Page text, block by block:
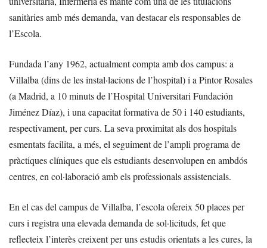
sanitàries amb més demanda, van destacar els responsables de
l’Escola.
Fundada l’any 1962, actualment compta amb dos campus: a
Villalba (dins de les instal·lacions de l’hospital) i a Pintor Rosales
(a Madrid, a 10 minuts de l’Hospital Universitari Fundación
Jiménez Díaz), i una capacitat formativa de 50 i 140 estudiants,
respectivament, per curs. La seva proximitat als dos hospitals
esmentats facilita, a més, el seguiment de l’ampli programa de
pràctiques clíniques que els estudiants desenvolupen en ambdós
centres, en col·laboració amb els professionals assistencials.
En el cas del campus de Villalba, l’escola ofereix 50 places per
curs i registra una elevada demanda de sol·licituds, fet que
reflecteix l’interès creixent per uns estudis orientats a les cures, la